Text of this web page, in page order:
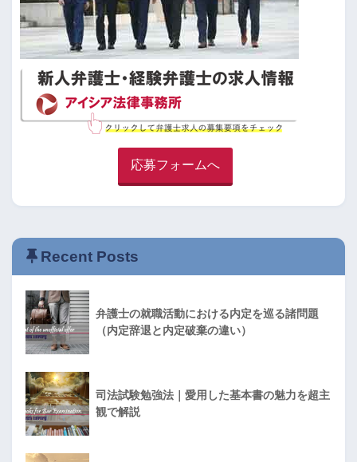
応募フォームへ
Recent Posts
弁護士の就職活動における内定を巡る諸問題
（内定辞退と内定破棄の違い）
司法試験勉強法｜愛用した基本書の魅力を超主
観で解説